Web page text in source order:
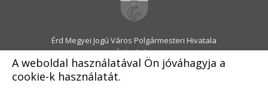
A weboldal használatával Ön jóváhagyja a
cookie-k használatát.
Érd Megyei Jogú Város Polgármesteri Hivatala
2030 Érd, Alsó utca 1.
Levélcím: 2031 Érd, Pf.: 31
E-mail:onkormanyzat@erd.hu